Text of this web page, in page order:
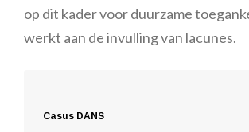
op dit kader voor duurzame
werkt aan de invulling van lacunes.
Casus DANS